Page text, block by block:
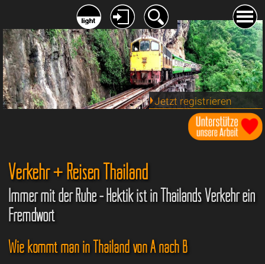
Jetzt registrieren
Verkehr + Reisen Thailand
Immer mit der Ruhe - Hektik ist in Thailands Verkehr ein
Fremdwort
Wie kommt man in Thailand von A nach B